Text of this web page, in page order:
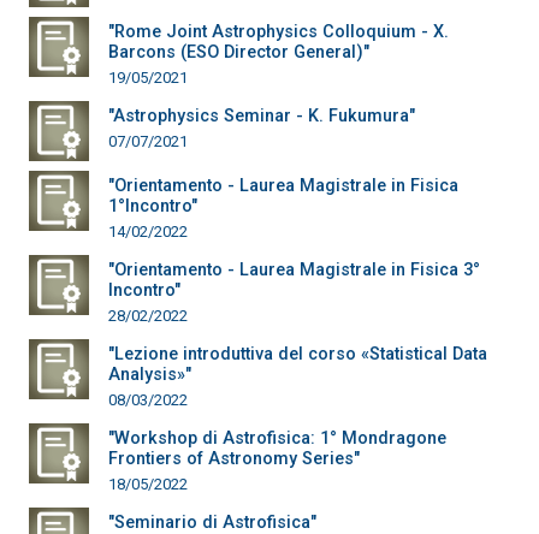
"Rome Joint Astrophysics Colloquium - X.
Barcons (ESO Director General)"
19/05/2021
"Astrophysics Seminar - K. Fukumura"
07/07/2021
"Orientamento - Laurea Magistrale in Fisica
1°Incontro"
14/02/2022
"Orientamento - Laurea Magistrale in Fisica 3°
Incontro"
28/02/2022
"Lezione introduttiva del corso «Statistical Data
Analysis»"
08/03/2022
"Workshop di Astrofisica: 1° Mondragone
Frontiers of Astronomy Series"
18/05/2022
"Seminario di Astrofisica"